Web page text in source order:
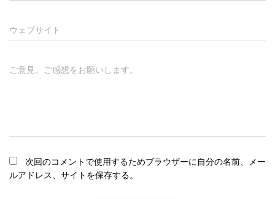
ウェブサイト
ご意見、ご感想をお願いします。
次回のコメントで使用するためブラウザーに自分の名前、メー
ルアドレス、サイトを保存する。